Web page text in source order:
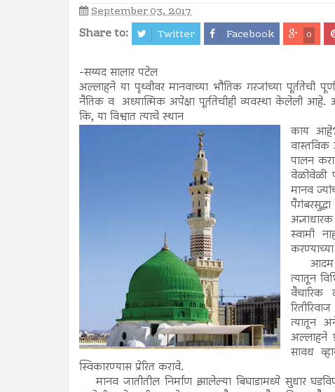
September 03, 2017
Share to: Twitter Facebook 0
-सय्यद सालार पटेल
अल्लाहने या पृथ्वीवर मानवाच्या भौतिक गरजांच्या पूर्ततेची
नैतिक व अध्यात्मिक अपेक्षा पूर्ततेचीही व्यवस्था केलेली
कि, या विश्वात त्याचे स्थान
काय
पालन
वेळोवेळी
मानव
स्वामी
आदम
त्यातून
वैचारिक
त्यातून
अल्लाहने
सावध
स्विकारण्यास प्रेरित करावे.
मानव जातीतील निर्माण झालेल्या बिघाडामध्ये सुधार